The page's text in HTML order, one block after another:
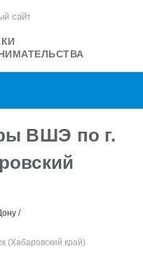
сайт
ВШЭ по г.
(Хабаровский край)